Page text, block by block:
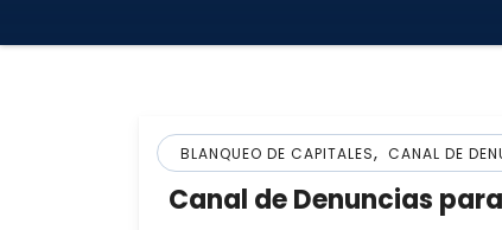
BLANQUEO DE CAPITALES, CANAL DE
Canal de Denuncias